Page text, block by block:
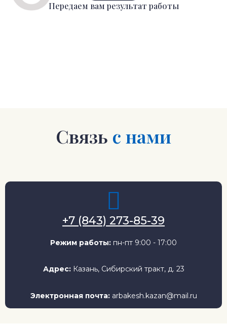
Передаем вам результат работы
Связь с нами
+7 (843) 273-85-39
Режим работы: пн-пт 9:00 - 17:00
Адрес: Казань, Сибирский тракт, д. 23
Электронная почта: arbakesh.kazan@mail.ru